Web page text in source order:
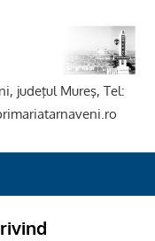
judeţul Mureş, Tel: